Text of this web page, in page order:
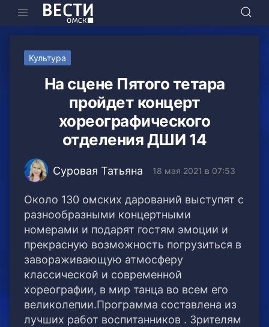
Культура
На сцене Пятого тетара
пройдет концерт
хореографического
отделения ДШИ 14
Суровая Татьяна 18 мая 2021 в 07:53
Около 130 омских дарований выступят с
разнообразными концертными
номерами и подарят гостям эмоции и
прекрасную возможность погрузиться в
завораживающую атмосферу
классической и современной
хореографии, в мир танца во всем его
великолепии.Программа составлена из
лучших работ воспитанников . Зрителям